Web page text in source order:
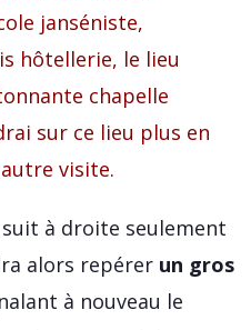
janséniste,
hôtellerie, le lieu
chapelle
sur ce lieu plus en
autre visite.
suit à droite seulement
alors repérer un gros
à nouveau le